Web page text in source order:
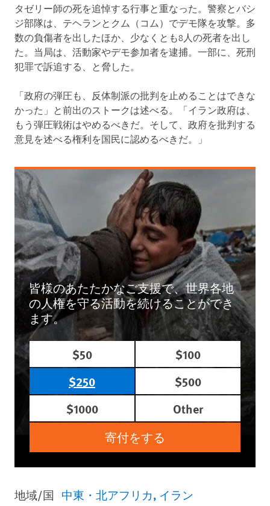
タゼリー師の死を追悼する行事と重なった。警察とバシ
ジ部隊は、テヘランとクム（コム）でデモ隊を攻撃。多
数の負傷者を出したほか、少なくとも8人の死者を出し
た。当局は、活動家やデモ参加者を逮捕。一部に、死刑
犯罪で訴追する、と脅した。
「政府の弾圧も、反体制派の批判を止めることはできな
かった」と前出のストークは述べる。「イラン政府は、
もう弾圧戦術はやめるべきだ。そして、政府を批判する
意見を述べる権利を国民に認めるべきだ。」
皆様のあたたかなご支援で、世界各地
の人権を守る活動を続けることができ
ます。
$50
$100
$250
$500
$1000
Other
寄付をする
地域/国 中東・北アフリカ イラン